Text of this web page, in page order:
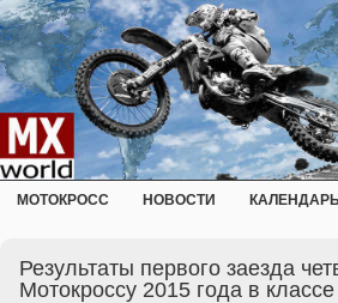
МОТОКРОСС НОВОСТИ
Результаты первого заезда
Мотокроссу 2015 года в